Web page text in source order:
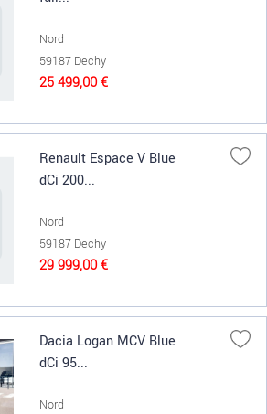
Nord
59187 Dechy
25 499,00 €
Renault Espace V Blue
dCi 200...
Nord
59187 Dechy
29 999,00 €
Dacia Logan MCV Blue
dCi 95...
Nord